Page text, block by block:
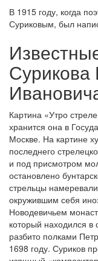
В 1915 году, когда
Суриковым, был
Сурикова
Картина «Утро
хранится она в
Москве. На картине
последнего
и под присмотром
остановлено
стрельцы
окружившим себя
Новодевичьем
который находился
разбито полками
1698 году. Суриков